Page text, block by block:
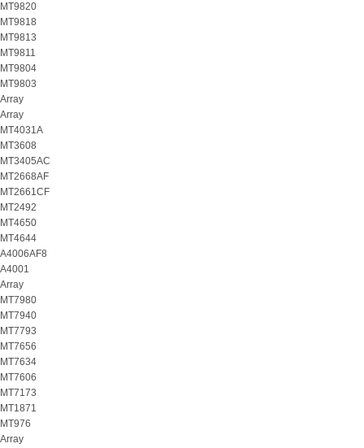
MT9820
MT9818
MT9813
MT9811
MT9804
MT9803
Array
Array
MT4031A
MT3608
MT3405AC
MT2668AF
MT2661CF
MT2492
MT4650
MT4644
A4006AF8
A4001
Array
MT7980
MT7940
MT7793
MT7656
MT7634
MT7606
MT7173
MT1871
MT976
Array